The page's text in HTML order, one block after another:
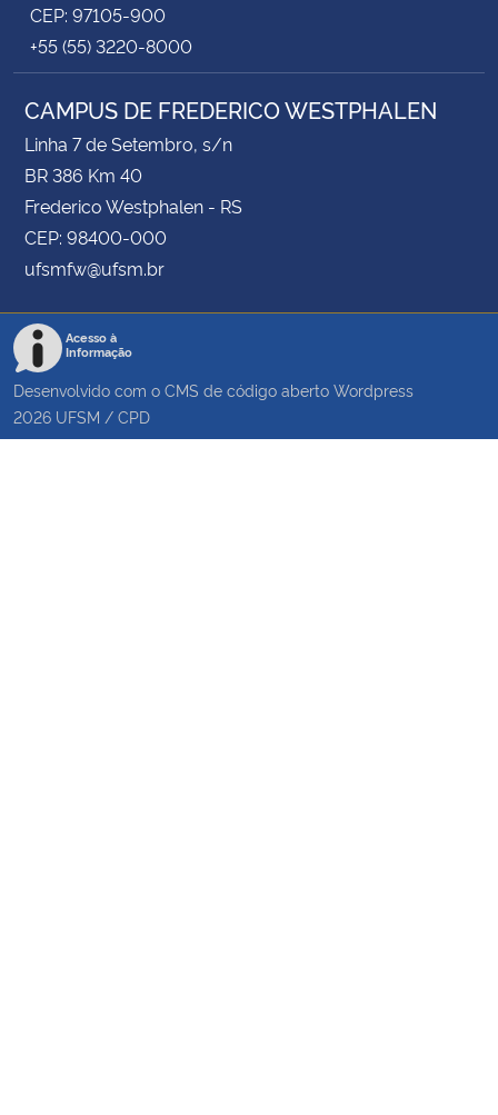
CEP: 97105-900
+55 (55) 3220-8000
CAMPUS DE FREDERICO WESTPHALEN
Linha 7 de Setembro, s/n
BR 386 Km 40
Frederico Westphalen - RS
CEP: 98400-000
ufsmfw@ufsm.br
Acesso à
Informação
Desenvolvido com o CMS de código aberto Wordpress
2026 UFSM / CPD